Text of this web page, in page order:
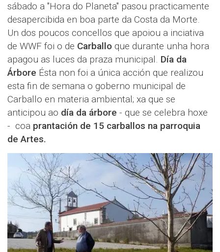
sábado a "Hora do Planeta" pasou practicamente
desapercibida en boa parte da Costa da Morte.
Un dos poucos concellos que apoiou a inciativa
de WWF foi o de Carballo que durante unha hora
apagou as luces da praza municipal. Día da
Árbore Ésta non foi a única acción que realizou
esta fin de semana o goberno municipal de
Carballo en materia ambiental; xa que se
anticipou ao día da árbore - que se celebra hoxe
- coa prantación de 15 carballos na parroquia
de Artes.